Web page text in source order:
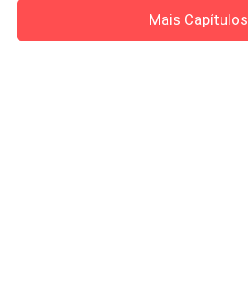
Mais Capítulos